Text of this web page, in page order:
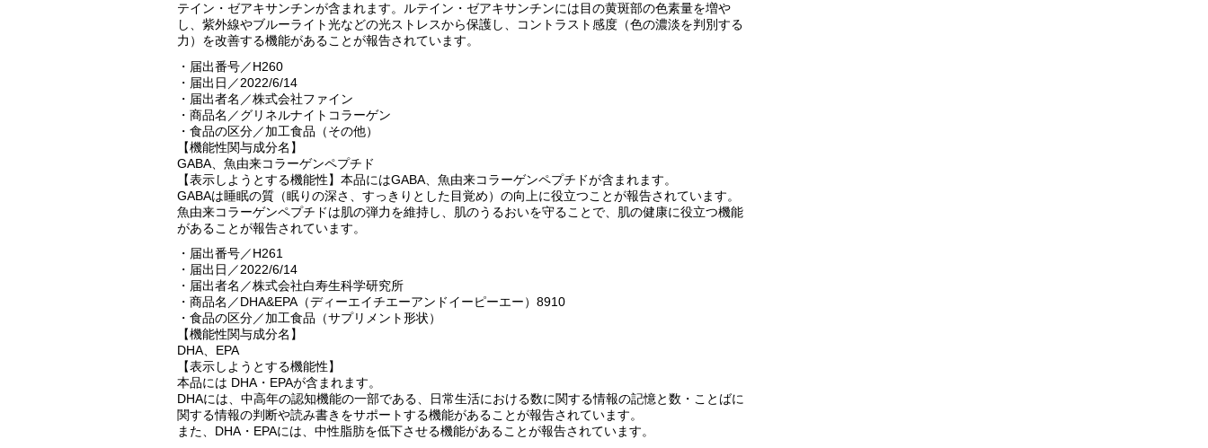
テイン・ゼアキサンチンが含まれます。ルテイン・ゼアキサンチンには目の黄斑部の色素量を増や
し、紫外線やブルーライト光などの光ストレスから保護し、コントラスト感度（色の濃淡を判別する
力）を改善する機能があることが報告されています。
・届出番号／H260
・届出日／2022/6/14
・届出者名／株式会社ファイン
・商品名／グリネルナイトコラーゲン
・食品の区分／加工食品（その他）
【機能性関与成分名】
GABA、魚由来コラーゲンペプチド
【表示しようとする機能性】本品にはGABA、魚由来コラーゲンペプチドが含まれます。
GABAは睡眠の質（眠りの深さ、すっきりとした目覚め）の向上に役立つことが報告されています。
魚由来コラーゲンペプチドは肌の弾力を維持し、肌のうるおいを守ることで、肌の健康に役立つ機能
があることが報告されています。
・届出番号／H261
・届出日／2022/6/14
・届出者名／株式会社白寿生科学研究所
・商品名／DHA&EPA（ディーエイチエーアンドイーピーエー）8910
・食品の区分／加工食品（サプリメント形状）
【機能性関与成分名】
DHA、EPA
【表示しようとする機能性】
本品には DHA・EPAが含まれます。
DHAには、中高年の認知機能の一部である、日常生活における数に関する情報の記憶と数・ことばに
関する情報の判断や読み書きをサポートする機能があることが報告されています。
また、DHA・EPAには、中性脂肪を低下させる機能があることが報告されています。